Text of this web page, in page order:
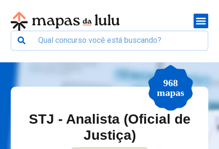
968
mapas
STJ - Analista (Oficial de
Justiça)